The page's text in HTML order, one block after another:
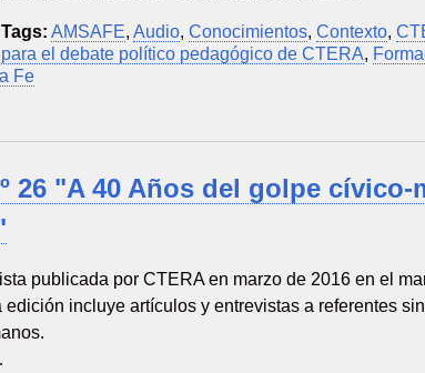
Tags: AMSAFE,Audio,Conocimientos,Contexto,
para el debate político pedagógico de CTERA,
Fe
26 "A 40 Años del golpe
publicada por CTERA en marzo de 2016 en el
edición incluye artículos y entrevistas a referentes